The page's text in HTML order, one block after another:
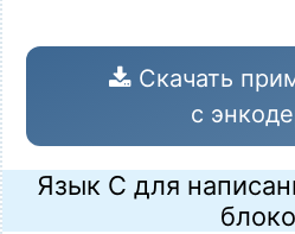
Скачать
с
Язык С для